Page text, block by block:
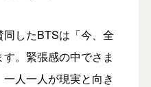
したBTSは「今、全
。緊張感の中でさま
人一人が現実と向き